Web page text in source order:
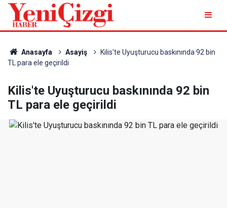
Anasayfa Asayiş
Kilis'te Uyuşturucu baskınında 92 bin
TL para ele geçirildi
Kilis'te Uyuşturucu baskınında 92 bin
TL para ele geçirildi